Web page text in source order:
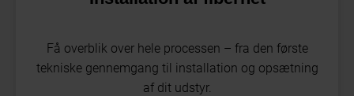
Få overblik over hele processen – fra den første
tekniske gennemgang til installation og opsætning
af dit udstyr.